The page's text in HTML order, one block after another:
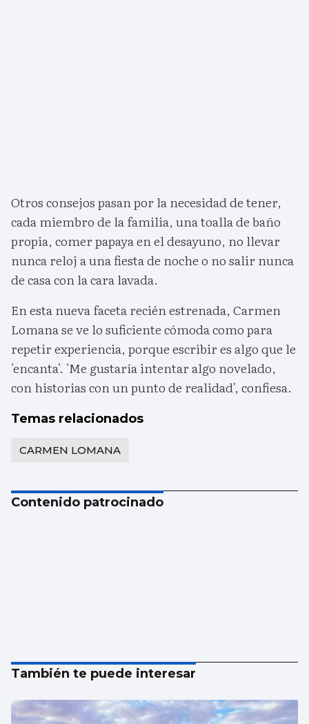
Otros consejos pasan por la necesidad de tener,
cada miembro de la familia, una toalla de baño
propia, comer papaya en el desayuno, no llevar
nunca reloj a una fiesta de noche o no salir nunca
de casa con la cara lavada.
En esta nueva faceta recién estrenada, Carmen
Lomana se ve lo suficiente cómoda como para
repetir experiencia, porque escribir es algo que le
'encanta'. 'Me gustaría intentar algo novelado,
con historias con un punto de realidad', confiesa.
Temas relacionados
CARMEN LOMANA
Contenido patrocinado
También te puede interesar